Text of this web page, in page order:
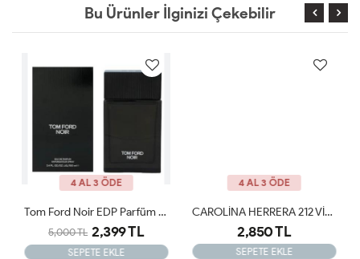
Bu Ürünler İlginizi Çekebilir
4 AL 3 ÖDE
Tom Ford Noir EDP Parfüm 100 Ml ARC JLT
5,000 TL 2,399 TL
SEPETE EKLE
4 AL 3 ÖDE
CAROLİNA HERRERA 212 VİP MEN EDT 100 ML ARC JLT
2,850 TL
SEPETE EKLE